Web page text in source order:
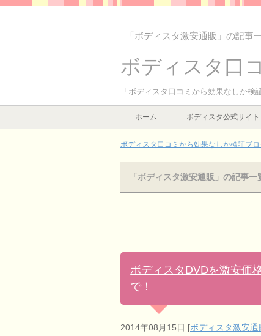
「ボディスタ激安通販」の記事
ボディスタ口
「ボディスタ口コミから効果なしか
ホーム ボディスタ公式サイト
ボディスタ口コミから効果なしか検証ブ
「ボディスタ激安通販」の記事一
ボディスタDVDを激安価
で！
2014年08月15日 [ボディスタ激安通